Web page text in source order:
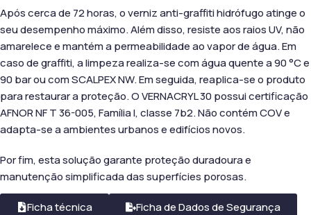
Após cerca de 72 horas, o verniz anti-graffiti hidrófugo atinge o
seu desempenho máximo. Além disso, resiste aos raios UV, não
amarelece e mantém a permeabilidade ao vapor de água. Em
caso de graffiti, a limpeza realiza-se com água quente a 90 °C e
90 bar ou com SCALPEX NW. Em seguida, reaplica-se o produto
para restaurar a proteção. O VERNACRYL 30 possui certificação
AFNOR NF T 36-005, Família I, classe 7b2. Não contém COV e
adapta-se a ambientes urbanos e edifícios novos.
Por fim, esta solução garante proteção duradoura e
manutenção simplificada das superfícies porosas.
Ficha técnica Ficha de Dados de Segurança